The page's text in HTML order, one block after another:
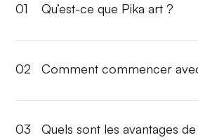
01 Qu’est-ce que Pika art ?
02 Comment commencer
03 Quels sont les avantages